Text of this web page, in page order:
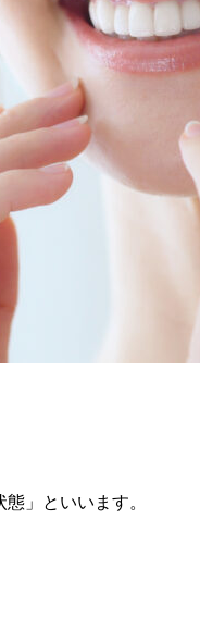
お
ナウイルス感染症
」といいます。